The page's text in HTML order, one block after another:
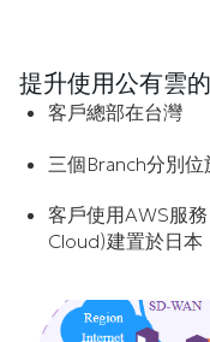
提升使用公有雲
客戶總部在台灣
三個Branch分別
客戶使用AWS服
Cloud)建置於日本